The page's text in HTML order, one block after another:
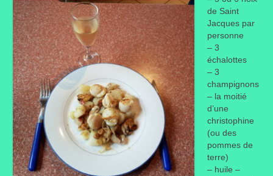
Taille des arbres et arbustes
Vannerie
Autres
Bibliothèque
Nouveautés
Revues
Listes
de Saint
Jacques par
personne
– 3
échalottes
– 3
champignons
– la moitié
d’une
christophine
(ou des
pommes de
terre)
– huile –